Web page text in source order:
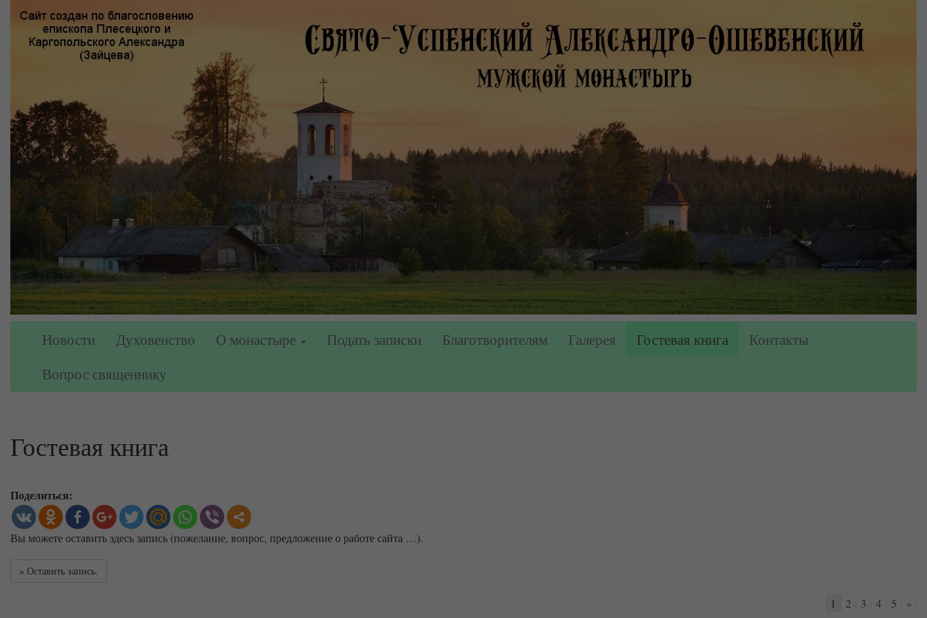
Новости Духовенство О монастыре Подать записки Благотворителям Галерея Гостевая книга
Контакты
Вопрос священнику
Гостевая книга
Поделиться:
Вы можете оставить здесь запись (пожелание, вопрос, предложение о работе сайта …).
Навигация
1 2 3 4 5
»